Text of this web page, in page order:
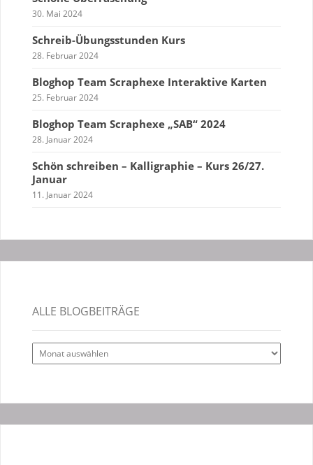
30. Mai 2024
Schreib-Übungsstunden Kurs
28. Februar 2024
Bloghop Team Scraphexe Interaktive Karten
25. Februar 2024
Bloghop Team Scraphexe „SAB“ 2024
28. Januar 2024
Schön schreiben – Kalligraphie – Kurs 26/27.
Januar
11. Januar 2024
ALLE BLOGBEITRÄGE
Alle
Blogbeiträge